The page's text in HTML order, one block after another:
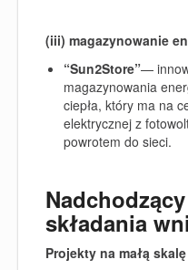
(iii) magazynowanie
“Sun2Store”—
magazynowania
ciepła, który ma na
elektrycznej z
powrotem do sieci.
składania
Projekty na małą skalę